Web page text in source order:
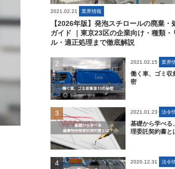
2021.02.21 業界情報
【2026年版】発泡スチロールの廃棄・
ガイド ｜東京23区の企業向け・種類・
ル・適正処理まで徹底解説
2021.02.15 業界
働く車、ゴミ収
密
2021.01.23 法令
基礎から学べる
理委託契約書と
2020.12.31 法令